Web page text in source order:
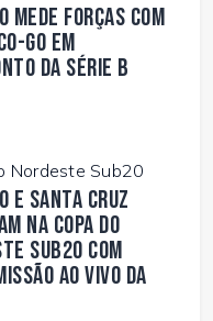
mede forças com
GO em
da Série B
Nordeste Sub20
e Santa Cruz
na Copa do
Sub20 com
ao vivo da